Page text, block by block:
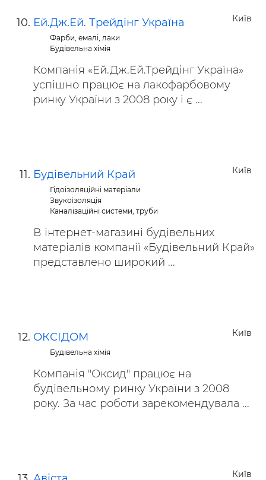
Київ
Ей.Дж.Ей. Трейдінг Україна
Фарби, емалі, лаки
Будівельна хімія
Компанія «Ей.Дж.Ей.Трейдінг Україна»
успішно працює на лакофарбовому
ринку України з 2008 року і є ...
Київ
Будівельний Край
Гідоізоляційні матеріали
Звукоізоляція
Каналізаційні системи, труби
В інтернет-магазині будівельних
матеріалів компанії «Будівельний Край»
представлено широкий ...
Київ
ОКСІДОМ
Будівельна хімія
Компанія "Оксид" працює на
будівельному ринку України з 2008
року. За час роботи зарекомендувала ...
Київ